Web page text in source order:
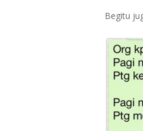
Begitu